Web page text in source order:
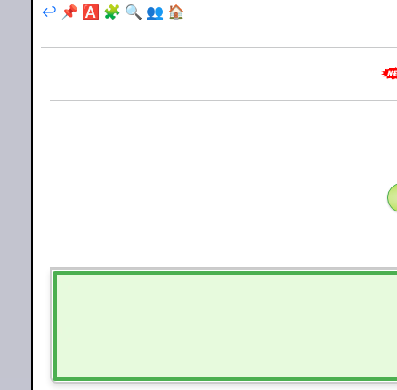
🏠
👥
🔍
🧩
🅰️
📌
↩️